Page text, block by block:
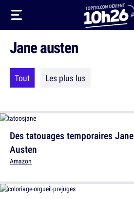
Jane austen
Tout Les plus lus
Des tatouages temporaires Jane
Austen
Amazon